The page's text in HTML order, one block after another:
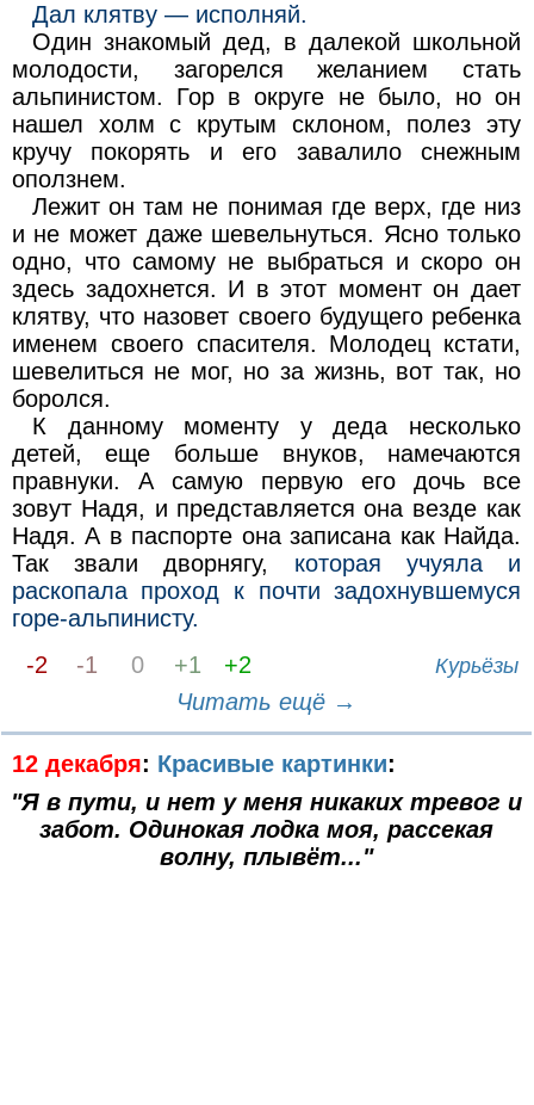
Дал клятву — исполняй.
Один знакомый дед, в далекой школьной
молодости, загорелся желанием стать
альпинистом. Гор в округе не было, но он
нашел холм с крутым склоном, полез эту
кручу покорять и его завалило снежным
оползнем.
Лежит он там не понимая где верх, где низ
и не может даже шевельнуться. Ясно только
одно, что самому не выбраться и скоро он
здесь задохнется. И в этот момент он дает
клятву, что назовет своего будущего ребенка
именем своего спасителя. Молодец кстати,
шевелиться не мог, но за жизнь, вот так, но
боролся.
К данному моменту у деда несколько
детей, еще больше внуков, намечаются
правнуки. А самую первую его дочь все
зовут Надя, и представляется она везде как
Надя. А в паспорте она записана как Найда.
Так звали дворнягу, которая учуяла и
раскопала проход к почти задохнувшемуся
горе-альпинисту.
-2
-1 0 +1 +2 Курьёзы
Читать ещё →
12 декабря: Красивые картинки:
"Я в пути, и нет у меня никаких тревог и
забот. Одинокая лодка моя, рассекая
волну, плывёт..."